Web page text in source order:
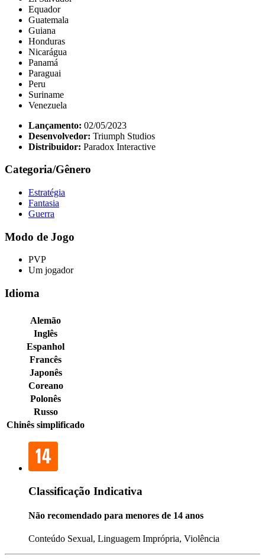
Equador
Guatemala
Guiana
Honduras
Nicarágua
Panamá
Paraguai
Peru
Suriname
Venezuela
Lançamento: 02/05/2023
Desenvolvedor: Triumph Studios
Distribuidor: Paradox Interactive
Categoria/Gênero
Estratégia
Fantasia
Guerra
Modo de Jogo
PVP
Um jogador
Idioma
Alemão
Inglês
Espanhol
Francês
Japonês
Coreano
Polonês
Russo
Chinês simplificado
Classificação Indicativa
Não recomendado para menores de 14 anos
Conteúdo Sexual, Linguagem Imprópria, Violência